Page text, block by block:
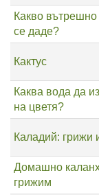
Какво
се даде?
Кактус
Каква вода да
на цветя?
Каладий: грижи
Домашно
грижим